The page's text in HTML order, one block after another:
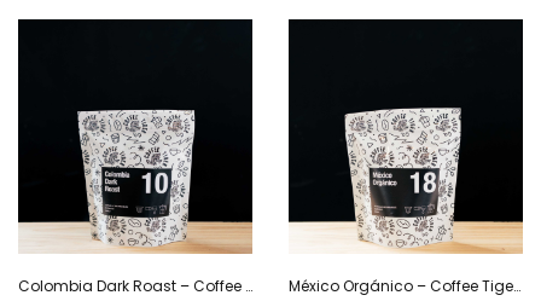
desde
Colombia Dark Roast – Coffee Tiger Co México Orgánico – Coffee Tiger Co